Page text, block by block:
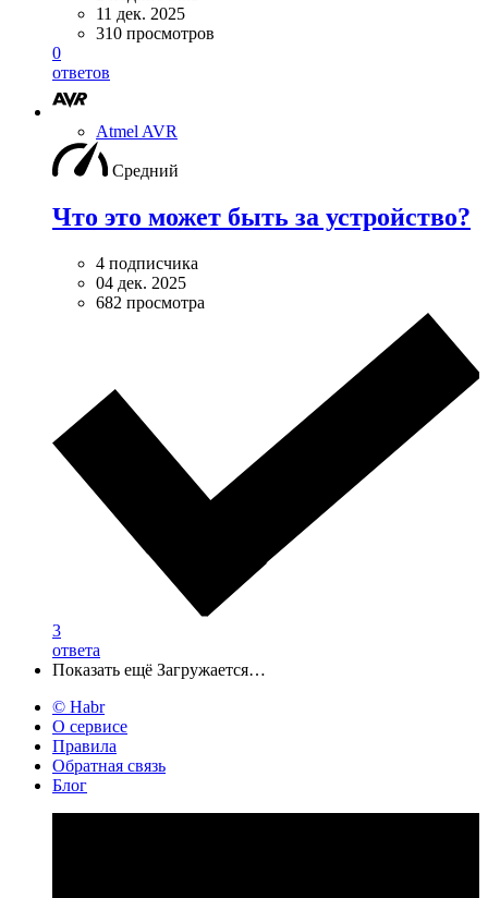
11 дек. 2025
310 просмотров
0
ответов
Atmel AVR
Средний
Что это может быть за устройство?
4 подписчика
04 дек. 2025
682 просмотра
3
ответа
Показать ещё Загружается…
© Habr
О сервисе
Правила
Обратная связь
Блог